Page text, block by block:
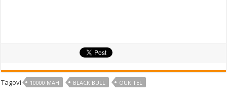
Tagovi 10000 MAH BLACK BULL OUKITEL